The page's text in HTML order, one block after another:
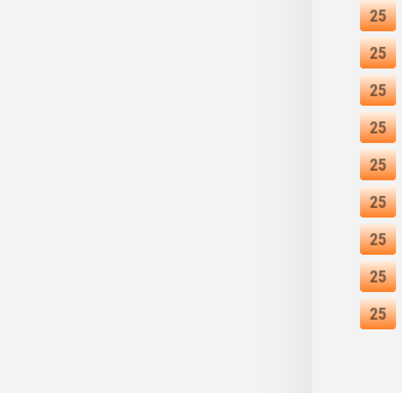
25
25
25
25
25
25
25
25
25